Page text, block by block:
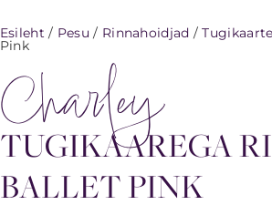
Esileht / Pesu / Rinnahoidjad /
Pink
Charley
TUGIKAAREGA
BALLET PINK